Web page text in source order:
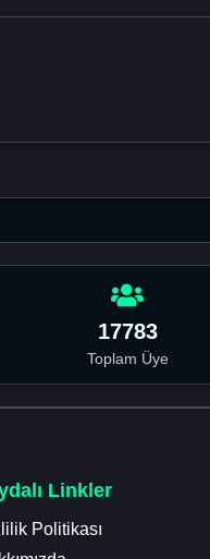
17783
Toplam Üye
Linkler
Politikası